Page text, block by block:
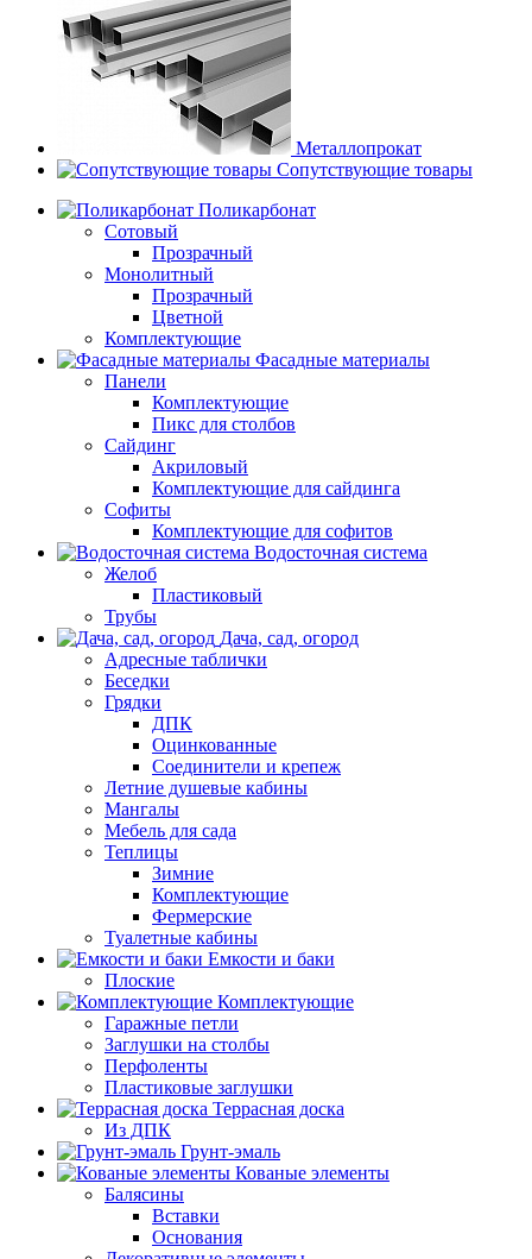
Металлопрокат
Сопутствующие товары
Поликарбонат
Сотовый
Прозрачный
Монолитный
Прозрачный
Цветной
Комплектующие
Фасадные материалы
Панели
Комплектующие
Пикс для столбов
Сайдинг
Акриловый
Комплектующие для сайдинга
Софиты
Комплектующие для софитов
Водосточная система
Желоб
Пластиковый
Трубы
Дача, сад, огород
Адресные таблички
Беседки
Грядки
ДПК
Оцинкованные
Соединители и крепеж
Летние душевые кабины
Мангалы
Мебель для сада
Теплицы
Зимние
Комплектующие
Фермерские
Туалетные кабины
Емкости и баки
Плоские
Комплектующие
Гаражные петли
Заглушки на столбы
Перфоленты
Пластиковые заглушки
Террасная доска
Из ДПК
Грунт-эмаль
Кованые элементы
Балясины
Вставки
Основания